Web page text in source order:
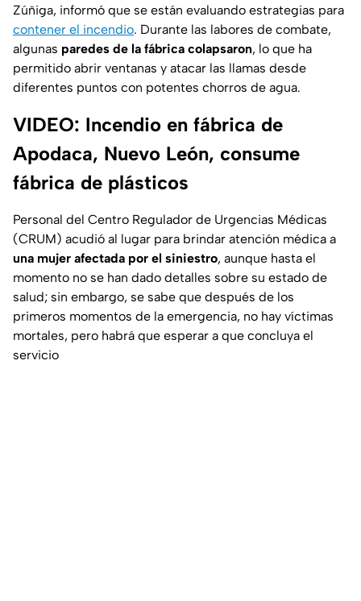
Zúñiga, informó que se están evaluando estrategias para
contener el incendio. Durante las labores de combate,
algunas paredes de la fábrica colapsaron, lo que ha
permitido abrir ventanas y atacar las llamas desde
diferentes puntos con potentes chorros de agua.
VIDEO: Incendio en fábrica de
Apodaca, Nuevo León, consume
fábrica de plásticos
Personal del Centro Regulador de Urgencias Médicas
(CRUM) acudió al lugar para brindar atención médica a
una mujer afectada por el siniestro, aunque hasta el
momento no se han dado detalles sobre su estado de
salud; sin embargo, se sabe que después de los
primeros momentos de la emergencia, no hay víctimas
mortales, pero habrá que esperar a que concluya el
servicio